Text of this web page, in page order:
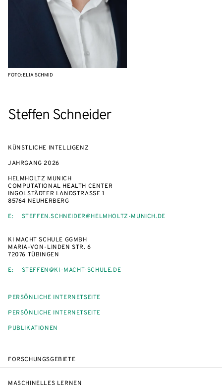
Steffen Schneider
KÜNSTLICHE INTELLIGENZ
JAHRGANG 2026
HELMHOLTZ MUNICH
COMPUTATIONAL HEALTH CENTER
INGOLSTÄDTER LANDSTRASSE 1
85764 NEUHERBERG
E:
STEFFEN.SCHNEIDER@HELMHOLTZ-MUNICH.DE
KI MACHT SCHULE GGMBH
MARIA-VON-LINDEN STR. 6
72076 TÜBINGEN
E:
STEFFEN@KI-MACHT-SCHULE.DE
PERSÖNLICHE INTERNETSEITE
PERSÖNLICHE INTERNETSEITE
PUBLIKATIONEN
FOTO: ELIA SCHMID
FORSCHUNGSGEBIETE